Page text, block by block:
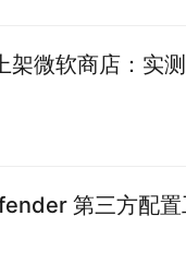
微软商店：实
第三方配置